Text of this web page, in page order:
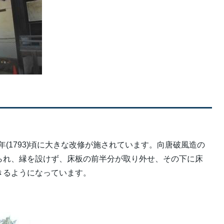
(1793)頃に大きな改修が施されています。向唐破風造の
、縁を設けず、床板の前半分が取り外せ、その下に床
ようになっています。